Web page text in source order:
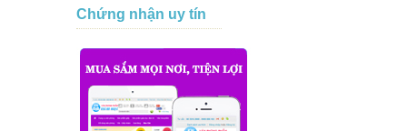
Chứng nhận uy tín